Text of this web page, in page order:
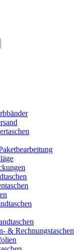
& Rechnungstaschen